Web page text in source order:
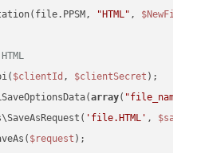
"HTML" , $NewFile
$clientId , $clientSecret
array( "file_name"
'file.HTML' ,
$request